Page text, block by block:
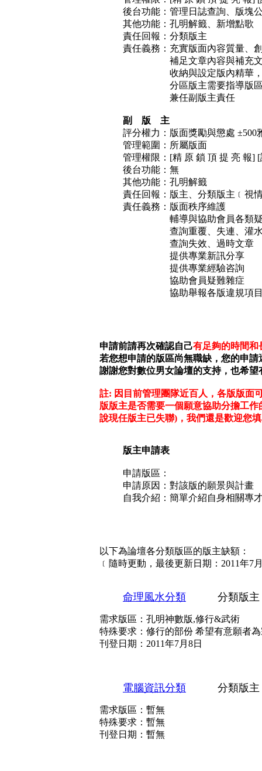
後台功能：管理日誌查詢、版塊
其他功能：孔明解籤、新增點歌
責任回報：分類版主
責任義務：充實版面內容質量、
補足文章內容與補充文
收納與設定版內精華，
分區版主需要指導版區下
兼任副版主責任
副 版 主
評分權力：版面獎勵與懲處 ±500
管理範圍：所屬版面
管理權限：[精 原 鎖 頂 提 亮 報]
後台功能：無
其他功能：孔明解籤
責任回報：版主、分類版主﹝視
責任義務：版面秩序維護
輔導與協助會員各類疑
查詢重覆、失連、灌水
查詢失效、過時文章
提供專業新訊分享
提供專業經驗咨詢
協助會員疑難雜症
協助舉報各版違規項目
申請前請再次確認自己有足夠的時間和
若您想申請的版區尚無職缺，您的申
謝謝您對數位男女論壇的支持，也希
註: 因目前管理團隊近百人，各版版面
版版主是否需要一個願意協助分擔工
說現任版主已失聯)，我們還是歡迎您
版主申請表
申請版區：
申請原因：對該版的願景與計畫
自我介紹：簡單介紹自身相關專
以下為論壇各分類版區的版主缺額：
﹝隨時更動，最後更新日期：2011年7
命理風水分類 分類版主
需求版區：孔明神數版,修行&武術
特殊要求：修行的部份 希望有意願者
刊登日期：2011年7月8日
電腦資訊分類 分類版主
需求版區：暫無
特殊要求：暫無
刊登日期：暫無